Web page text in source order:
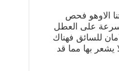
الاوهو فحص
بسرعة على العطل
للسائق فهناك
يشعر بها مما قد